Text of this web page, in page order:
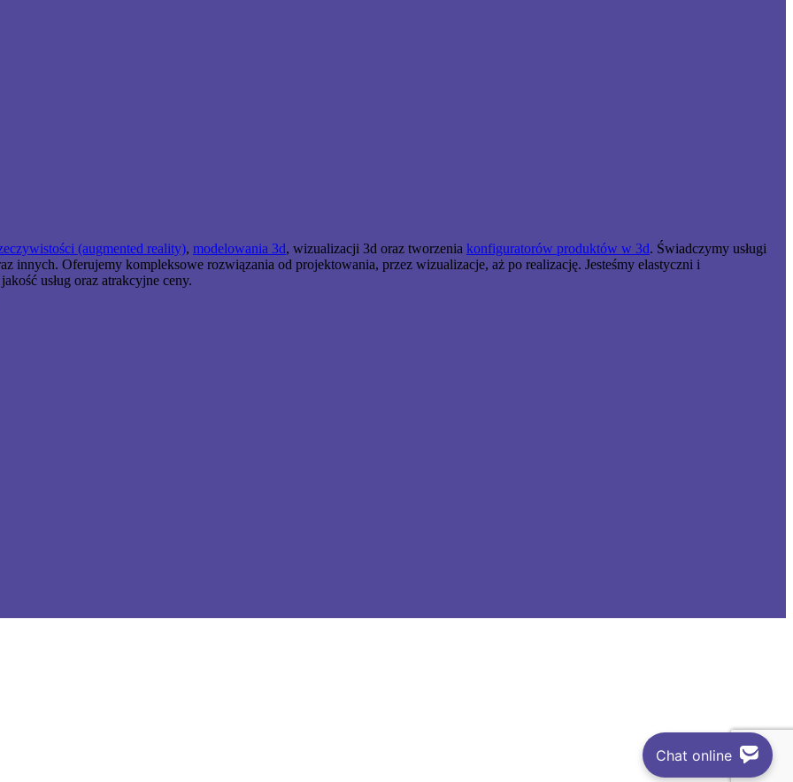
(augmented reality), modelowania 3d, wizualizacji 3d oraz tworzenia konfiguratorów produktów w 3d. Świadczymy usługi
innych. Oferujemy kompleksowe rozwiązania od projektowania, przez wizualizacje, aż po realizację. Jesteśmy elastyczni i
usług oraz atrakcyjne ceny.
Chat online